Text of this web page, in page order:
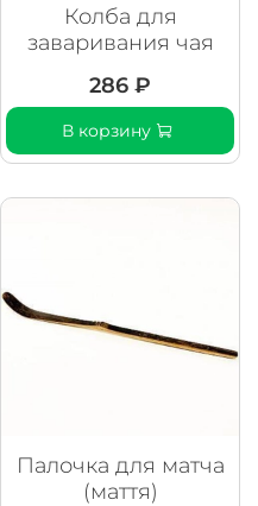
Колба для
заваривания чая
286 ₽
В корзину
Палочка для матча
(маття)